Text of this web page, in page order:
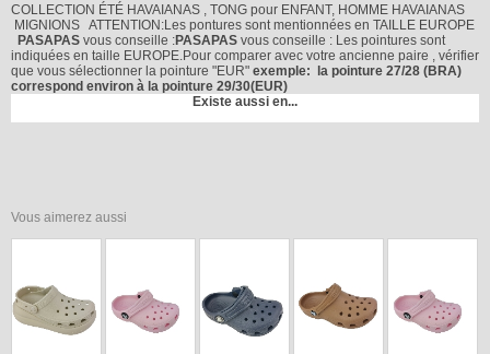
COLLECTION ÉTÉ HAVAIANAS , TONG pour ENFANT, HOMME HAVAIANAS
MIGNIONS ATTENTION:Les pontures sont mentionnées en TAILLE EUROPE
PASAPAS vous conseille :PASAPAS vous conseille : Les pointures sont
indiquées en taille EUROPE.Pour comparer avec votre ancienne paire , vérifier
que vous sélectionner la pointure "EUR" exemple: la pointure 27/28 (BRA)
correspond environ à la pointure 29/30(EUR)
Existe aussi en...
Vous aimerez aussi